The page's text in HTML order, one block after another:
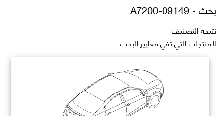
بحث -09149-A7200
نتيجة التصنيف
المنتجات التي تفي معايير البحث